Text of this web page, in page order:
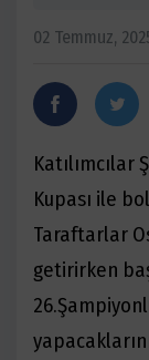
02 Temmuz,
Katılımcılar
Kupası ile
Taraftarlar
getirirken